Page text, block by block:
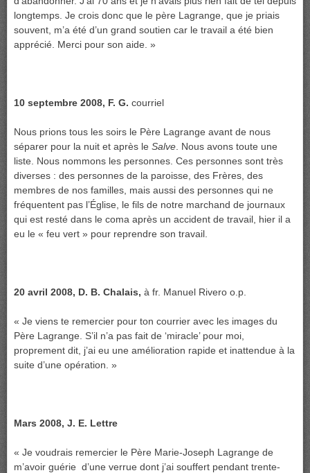
longtemps. Je crois donc que le père Lagrange, que je priais
souvent, m’a été d’un grand soutien car le travail a été bien
apprécié. Merci pour son aide. »
10 septembre 2008, F. G. courriel
Nous prions tous les soirs le Père Lagrange avant de nous
séparer pour la nuit et après le Salve . Nous avons toute une
liste. Nous nommons les personnes. Ces personnes sont très
diverses : des personnes de la paroisse, des Frères, des
membres de nos familles, mais aussi des personnes qui ne
fréquentent pas l’Église, le fils de notre marchand de journaux
qui est resté dans le coma après un accident de travail, hier il a
eu le « feu vert » pour reprendre son travail.
20 avril 2008, D. B. Chalais, à fr. Manuel Rivero o.p.
« Je viens te remercier pour ton courrier avec les images du
Père Lagrange. S’il n’a pas fait de ‘miracle’ pour moi,
proprement dit, j’ai eu une amélioration rapide et inattendue à la
suite d’une opération. »
Mars 2008, J. E. Lettre
« Je voudrais remercier le Père Marie-Joseph Lagrange de
m’avoir guérie d’une verrue dont j’ai souffert pendant trente-